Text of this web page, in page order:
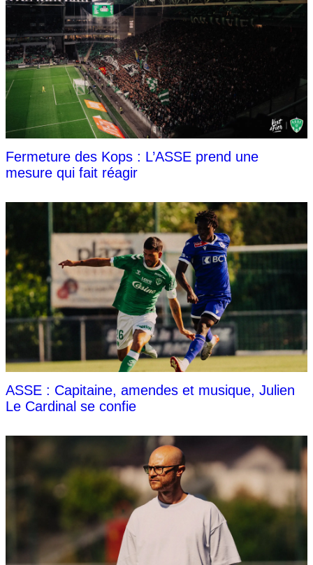
Fermeture des Kops : L’ASSE prend une
mesure qui fait réagir
ASSE : Capitaine, amendes et musique, Julien
Le Cardinal se confie